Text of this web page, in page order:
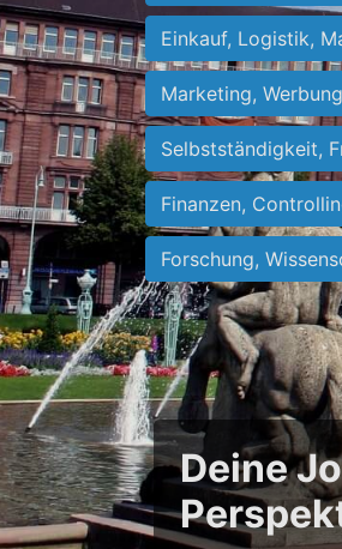
Einkauf, Logistik,
Marketing,
Selbstständigkeit,
Finanzen,
Forschung,
Deine